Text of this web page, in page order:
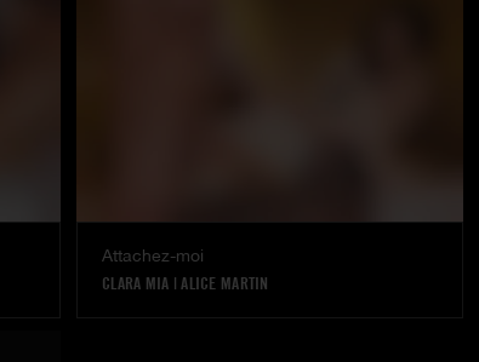
Attachez-moi
CLARA MIA |ALICE MARTIN